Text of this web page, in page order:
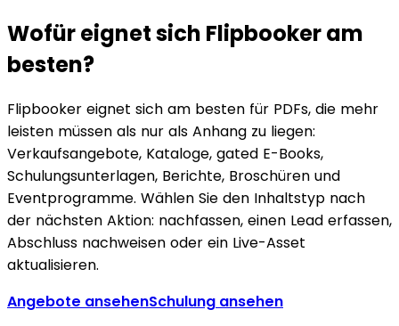
Wofür eignet sich Flipbooker am
besten?
Flipbooker eignet sich am besten für PDFs, die mehr
leisten müssen als nur als Anhang zu liegen:
Verkaufsangebote, Kataloge, gated E-Books,
Schulungsunterlagen, Berichte, Broschüren und
Eventprogramme. Wählen Sie den Inhaltstyp nach
der nächsten Aktion: nachfassen, einen Lead erfassen,
Abschluss nachweisen oder ein Live-Asset
aktualisieren.
Angebote ansehenSchulung ansehen